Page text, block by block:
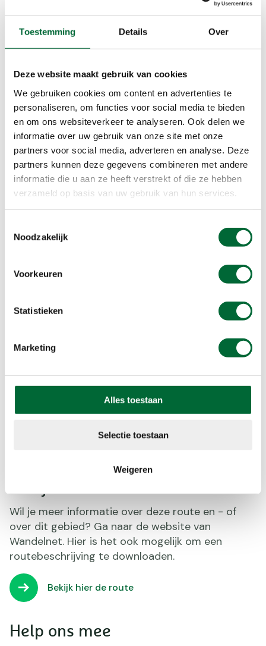
Toestemming Details Over
Deze website maakt gebruik van cookies
We gebruiken cookies om content en advertenties te
personaliseren, om functies voor social media te bieden
en om ons websiteverkeer te analyseren. Ook delen we
informatie over uw gebruik van onze site met onze
partners voor social media, adverteren en analyse. Deze
partners kunnen deze gegevens combineren met andere
informatie die u aan ze heeft verstrekt of die ze hebben
verzameld op basis van uw gebruik van hun services.
Noodzakelijk
Voorkeuren
Statistieken
Marketing
Alles toestaan
Selectie toestaan
Weigeren
Meer informatie
Vlak voor de Prinsentuin – een park dat koning
Willem I in 1819 aan de stad schonk – staat de
Oldehove: een veertig meter hoge, onvoltooide
romp van een gotische toren. Wie het grote plein
oploopt – vroeger in gebruik als kerkhof – en de
toren van een afstandje bekijkt, ziet meteen dat-
ie scheef staat. Al tijdens de bouw in 1529 kwam
de toren scheef te staan omdat hij op een
zompige ondergrond stond. Toch ging de bouw
van toren en kerk gewoon door. Amper vijftig jaar
toren bleef overeind, tot op de dag van vandaag;
Meer informatie
Cultureel erfgoed
Rivieren en kanalen
Wil je meer informatie over deze route en - of
over dit gebied? Ga naar de website van
Wandelnet. Hier is het ook mogelijk om een
routebeschrijving te downloaden.
Bekijk hier de route
Help ons mee